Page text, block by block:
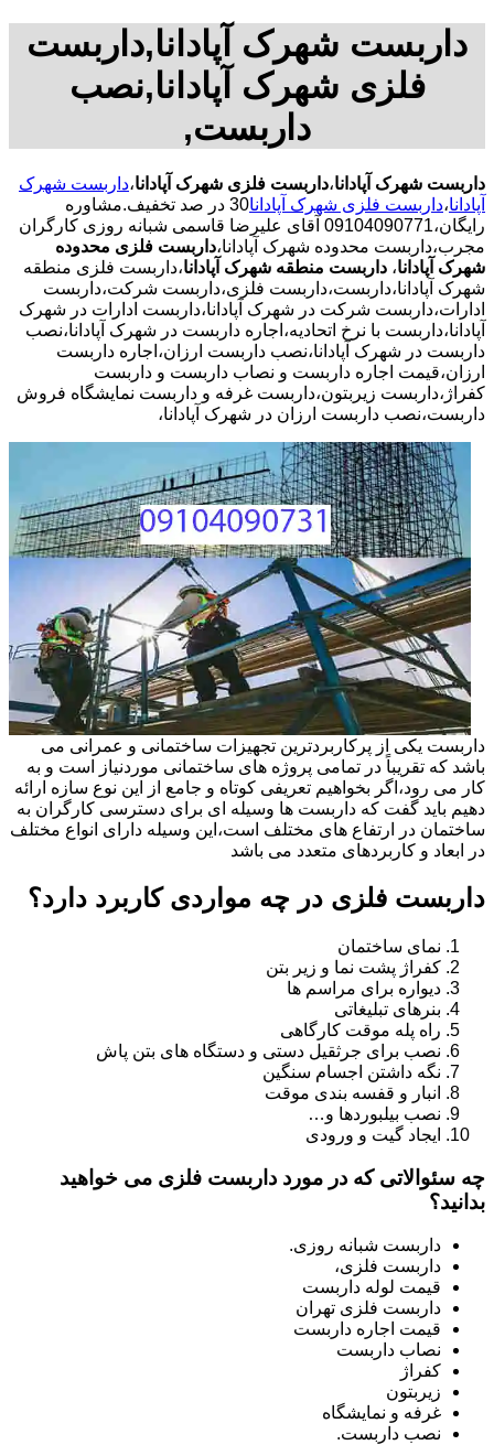
داربست شهرک آپادانا,داربست
فلزی شهرک آپادانا,نصب
داربست,
داربست شهرک آپادانا،داربست فلزی شهرک آپادانا،داربست شهرک
آپادانا،داربست فلزی شهرک آپادانا
30 در صد تخفیف.مشاوره
رایگان،09104090771 آقای علیرضا قاسمی شبانه روزی کارگران
مجرب،داربست محدوده شهرک آپادانا،داربست فلزی محدوده
شهرک آپادانا، داربست منطقه شهرک آپادانا،داربست فلزی منطقه
شهرک آپادانا،داربست،داربست فلزی،داربست شرکت،داربست
ادارات،داربست شرکت در شهرک آپادانا،داربست ادارات در شهرک
آپادانا،داربست با نرخ اتحادیه،اجاره داربست در شهرک آپادانا،نصب
داربست در شهرک آپادانا،نصب داربست ارزان،اجاره داربست
ارزان،قیمت اجاره داربست و نصاب داربست و داربست
کفراژ،داربست زیربتون،داربست غرفه و داربست نمایشگاه فروش
داربست،نصب داربست ارزان در شهرک آپادانا،
داربست یکی از پرکاربردترین تجهیزات ساختمانی و عمرانی می
باشد که تقریباً در تمامی پروژه های ساختمانی موردنیاز است و به
کار می رود،اگر بخواهیم تعریفی کوتاه و جامع از این نوع سازه ارائه
دهیم باید گفت که داربست ها وسیله ای برای دسترسی کارگران به
ساختمان در ارتفاع های مختلف است،این وسیله دارای انواع مختلف
در ابعاد و کاربردهای متعدد می باشد
داربست فلزی در چه مواردی کاربرد دارد؟
نمای ساختمان
کفراژ پشت نما و زیر بتن
دیواره برای مراسم ها
بنرهای تبلیغاتی
راه پله موقت کارگاهی
نصب برای جرثقیل دستی و دستگاه های بتن پاش
نگه داشتن اجسام سنگین
انبار و قفسه بندی موقت
نصب بیلبوردها و…
ایجاد گیت و ورودی
چه سئوالاتی که در مورد داربست فلزی می خواهید
بدانید؟
داربست شبانه روزی.
داربست فلزی،
قیمت لوله داربست
داربست فلزی تهران
قیمت اجاره داربست
نصاب داربست
کفراژ
زیربتون
غرفه و نمایشگاه
نصب داربست.